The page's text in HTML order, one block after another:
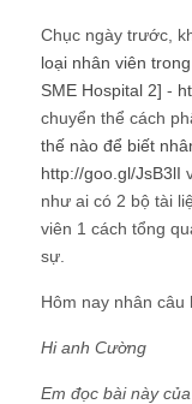
Chục ngày trước,
loại nhân viên
SME Hospital 2] -
chuyển thể cách
thế nào để biết
http://goo.gl/JsB3lI
như ai có 2 bộ tài
viên 1 cách tổng
sự.
Hôm nay nhân câu
Hi anh Cường
Em đọc bài này